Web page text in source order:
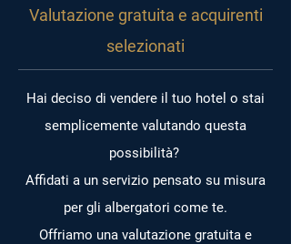
Valutazione gratuita e acquirenti
selezionati
Hai deciso di vendere il tuo hotel o stai
semplicemente valutando questa
possibilità?
Affidati a un servizio pensato su misura
per gli albergatori come te.
Offriamo una valutazione gratuita e